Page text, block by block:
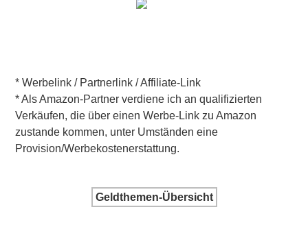
* Werbelink / Partnerlink / Affiliate-Link
* Als Amazon-Partner verdiene ich an qualifizierten
Verkäufen, die über einen Werbe-Link zu Amazon
zustande kommen, unter Umständen eine
Provision/Werbekostenerstattung.
Geldthemen-Übersicht